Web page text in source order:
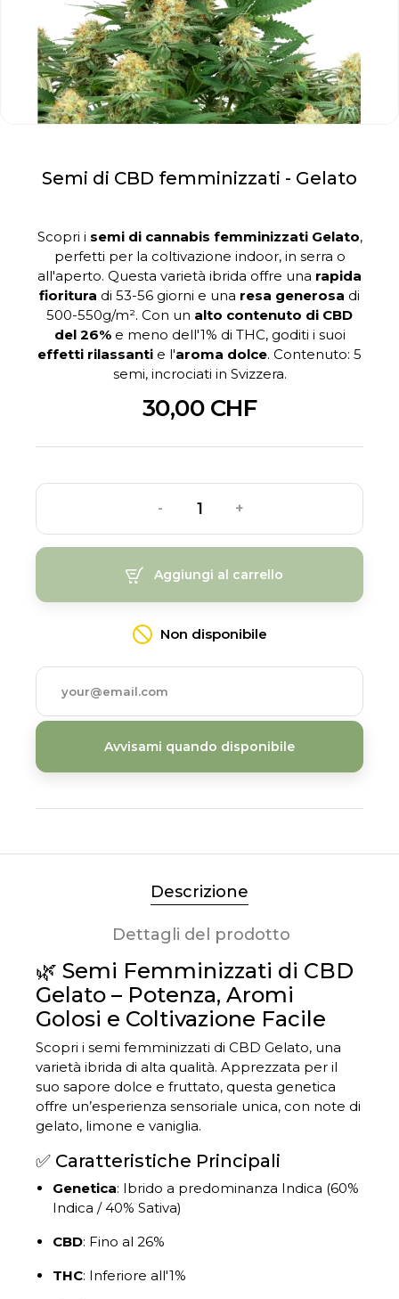
Semi di CBD femminizzati - Gelato
Scopri i semi di cannabis femminizzati Gelato,
perfetti per la coltivazione indoor, in serra o
all'aperto. Questa varietà ibrida offre una rapida
fioritura di 53-56 giorni e una resa generosa di
500-550g/m². Con un alto contenuto di CBD
del 26%e meno dell'1% di THC, goditi i suoi
effetti rilassanti e l'aroma dolce. Contenuto: 5
semi, incrociati in Svizzera.
30,00 CHF
- +
Aggiungi al carrello
Non disponibile
Avvisami quando disponibile
Descrizione
Dettagli del prodotto
🌿 Semi Femminizzati di CBD
Gelato – Potenza, Aromi
Golosi e Coltivazione Facile
Scopri i semi femminizzati di CBD Gelato, una
varietà ibrida di alta qualità. Apprezzata per il
suo sapore dolce e fruttato, questa genetica
offre un’esperienza sensoriale unica, con note di
gelato, limone e vaniglia.
✅ Caratteristiche Principali
Genetica: Ibrido a predominanza Indica (60%
Indica / 40% Sativa)
CBD: Fino al 26%
THC: Inferiore all'1%